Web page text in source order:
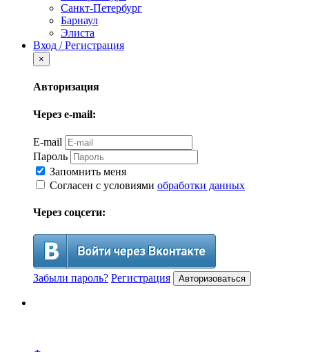
Санкт-Петербург
Барнаул
Элиста
Вход / Регистрация
×
Авторизация
Через e-mail:
E-mail
Пароль
Запомнить меня
Согласен с условиями обработки данных
Через соцсети:
Забыли пароль? Регистрация Авторизоваться